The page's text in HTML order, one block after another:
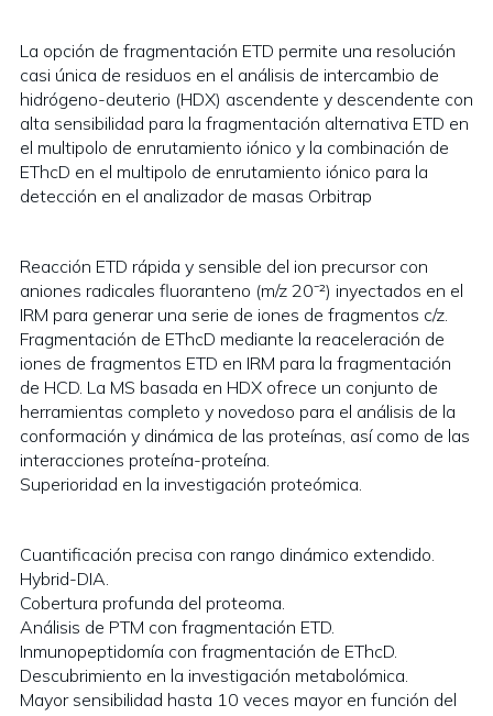
La opción de fragmentación ETD permite una resolución
casi única de residuos en el análisis de intercambio de
hidrógeno-deuterio (HDX) ascendente y descendente con
alta sensibilidad para la fragmentación alternativa ETD en
el multipolo de enrutamiento iónico y la combinación de
EThcD en el multipolo de enrutamiento iónico para la
detección en el analizador de masas Orbitrap
Reacción ETD rápida y sensible del ion precursor con
aniones radicales fluoranteno (m/z 20⁻²) inyectados en el
IRM para generar una serie de iones de fragmentos c/z.
Fragmentación de EThcD mediante la reaceleración de
iones de fragmentos ETD en IRM para la fragmentación
de HCD. La MS basada en HDX ofrece un conjunto de
herramientas completo y novedoso para el análisis de la
conformación y dinámica de las proteínas, así como de las
interacciones proteína-proteína.
Superioridad en la investigación proteómica.
Cuantificación precisa con rango dinámico extendido.
Hybrid-DIA.
Cobertura profunda del proteoma.
Análisis de PTM con fragmentación ETD.
Inmunopeptidomía con fragmentación de EThcD.
Descubrimiento en la investigación metabolómica.
Mayor sensibilidad hasta 10 veces mayor en función del